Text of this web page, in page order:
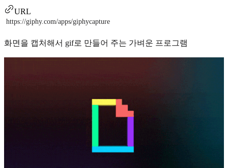
URL
https://giphy.com/apps/giphycapture
화면을 캡처해서 gif로 만들어 주는 가벼운 프로그램